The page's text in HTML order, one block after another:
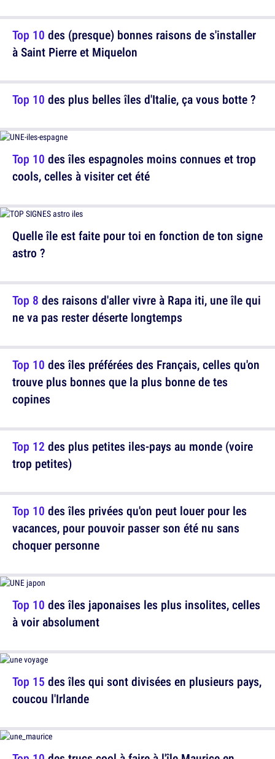
Top 10 des plus belles îles d'Italie, ça vous botte ?
Quelle île est faite pour toi en fonction de ton signe
astro ?
Top 10 des îles préférées des Français, celles qu'on
trouve plus bonnes que la plus bonne de tes
copines
Top 10 des îles privées qu'on peut louer pour les
vacances, pour pouvoir passer son été nu sans
choquer personne
Top 15 des îles qui sont divisées en plusieurs pays,
coucou l'Irlande
Top 10 des (presque) bonnes raisons de s'installer
à Saint Pierre et Miquelon
Top 10 des îles espagnoles moins connues et trop
cools, celles à visiter cet été
Top 8 des raisons d'aller vivre à Rapa iti, une île qui
ne va pas rester déserte longtemps
Top 12 des plus petites iles-pays au monde (voire
trop petites)
Top 10 des îles japonaises les plus insolites, celles
à voir absolument